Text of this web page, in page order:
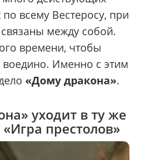
всему Вестеросу, при
между собой.
времени, чтобы
воедино. Именно с этим
«Дому дракона».
уходит в ту же
престолов»